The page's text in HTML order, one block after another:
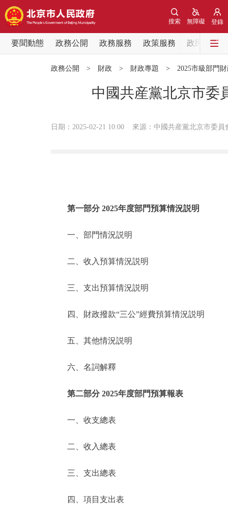
登錄
無障礙
搜索
要聞動態 政務公開 政務服務 政策服務
政民互動
便民服務
仲介服務
政民互動
12345網上接訴即辦
參與調查
走進北京
北京概況
政務公開 > 財政 > 財政專題 > 2025市級部門
中國共産黨北京市委
日期：2025-02-21 10:00 來源：中國共産黨北京市委
第一部分 2025年度部門預算情況説明
一、部門情況説明
二、收入預算情況説明
三、支出預算情況説明
四、財政撥款“三公”經費預算情況説明
五、其他情況説明
六、名詞解釋
第二部分 2025年度部門預算報表
一、收支總表
二、收入總表
三、支出總表
四、項目支出表